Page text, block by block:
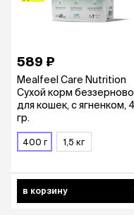
589 ₽
Mealfeel Care Nutrition
Сухой корм
для кошек, с ягненком,
гр.
400 г 1,5 кг
в корзину